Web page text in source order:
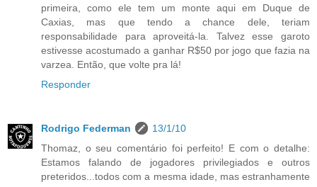
primeira, como ele tem um monte aqui em Duque de
Caxias, mas que tendo a chance dele, teriam
responsabilidade para aproveitá-la. Talvez esse garoto
estivesse acostumado a ganhar R$50 por jogo que fazia na
varzea. Então, que volte pra lá!
Responder
Rodrigo Federman
13/1/10
Thomaz, o seu comentário foi perfeito! E com o detalhe:
Estamos falando de jogadores privilegiados e outros
preteridos...todos com a mesma idade, mas estranhamente